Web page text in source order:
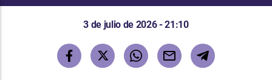
3 de julio de 2026 - 21:10